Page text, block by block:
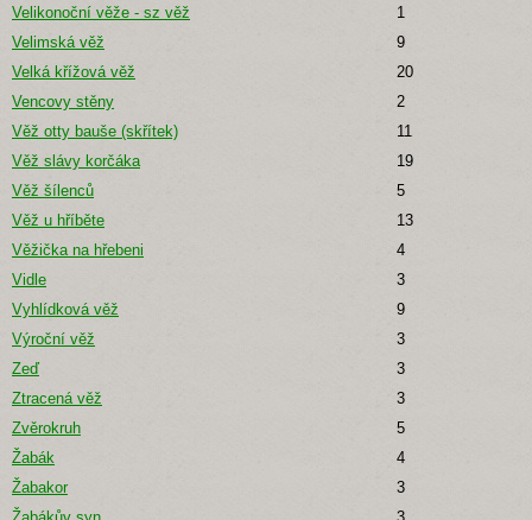
Velikonoční věže - sz věž
1
Velimská věž
9
Velká křížová věž
20
Vencovy stěny
2
Věž otty bauše (skřítek)
11
Věž slávy korčáka
19
Věž šílenců
5
Věž u hříběte
13
Věžička na hřebeni
4
Vidle
3
Vyhlídková věž
9
Výroční věž
3
Zeď
3
Ztracená věž
3
Zvěrokruh
5
Žabák
4
Žabakor
3